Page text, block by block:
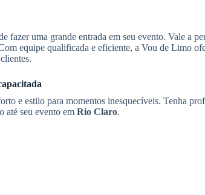
fazer uma grande entrada em seu evento. Vale a
equipe qualificada e eficiente, a Vou de Limo
e estilo para momentos inesquecíveis. Tenha
até seu evento em Rio Claro.